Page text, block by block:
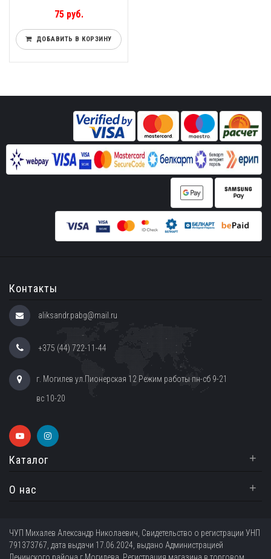
75 руб.
ДОБАВИТЬ В КОРЗИНУ
Контакты
aliksandr.pabg@mail.ru
+375 (44) 722-11-44
г. Могилев ул.Пионерская 12 Режим работы пн-сб 9-21
вс 10-20
Каталог +
О нас +
ЧУП Михалев Александр Николаевич, Свидетельство о регистрации УНП
791373767, дата выдачи 17.06.2024, выдано Администрацией